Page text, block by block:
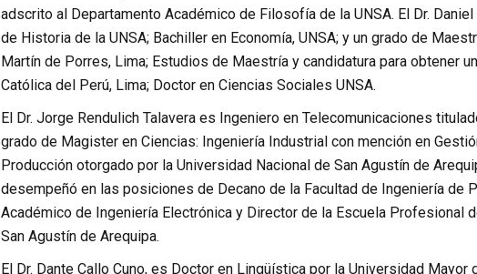
adscrito al Departamento Académico de Filosofía de la UNSA. El Dr.
de Historia de la UNSA; Bachiller en Economía, UNSA; y un grado de
Martín de Porres, Lima; Estudios de Maestría y candidatura para obtener
Católica del Perú, Lima; Doctor en Ciencias Sociales UNSA.
El Dr. Jorge Rendulich Talavera es Ingeniero en Telecomunicaciones
grado de Magister en Ciencias: Ingeniería Industrial con mención en
Producción otorgado por la Universidad Nacional de San Agustín de
desempeñó en las posiciones de Decano de la Facultad de Ingeniería de
Académico de Ingeniería Electrónica y Director de la Escuela Profesional
San Agustín de Arequipa.
El Dr. Dante Callo Cuno, es Doctor en Lingüística por la Universidad